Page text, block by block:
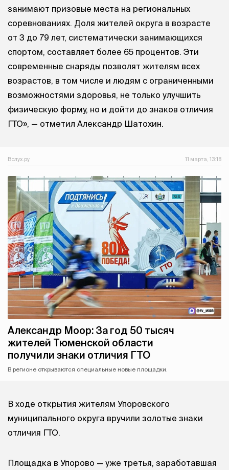
занимают призовые места на региональных
соревнованиях. Доля жителей округа в возрасте
от 3 до 79 лет, систематически занимающихся
спортом, составляет более 65 процентов. Эти
современные снаряды позволят жителям всех
возрастов, в том числе и людям с ограниченными
возможностями здоровья, не только улучшить
физическую форму, но и дойти до знаков отличия
ГТО», — отметил Александр Шатохин.
Вслух.ру 11 марта, 13:18
Александр Моор: За год 50 тысяч
жителей Тюменской области
получили знаки отличия ГТО
В регионе открываются специальные новые площадки.
В ходе открытия жителям Упоровского
муниципального округа вручили золотые знаки
отличия ГТО.
Площадка в Упорово — уже третья, заработавшая